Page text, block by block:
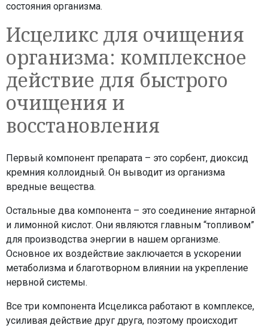
состояния организма.
Исцеликс для очищения
организма: комплексное
действие для быстрого
очищения и
восстановления
Первый компонент препарата – это сорбент, диоксид
кремния коллоидный. Он выводит из организма
вредные вещества.
Остальные два компонента – это соединение янтарной
и лимонной кислот. Они являются главным “топливом”
для производства энергии в нашем организме.
Основное их воздействие заключается в ускорении
метаболизма и благотворном влиянии на укрепление
нервной системы.
Все три компонента Исцеликса работают в комплексе,
усиливая действие друг друга, поэтому происходит